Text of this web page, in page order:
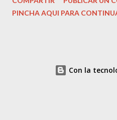
‎Tony Gilroy. Guión: Tony Gilroy.
Actores: ‎George Clooney, Ton
aunque no ejerce exactamente
PINCHA AQUI PARA
Con la